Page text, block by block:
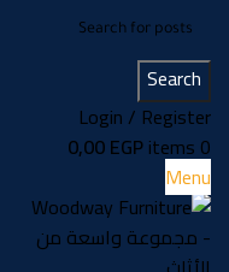
Search
Login / Register
0
items
0,00EGP
Menu